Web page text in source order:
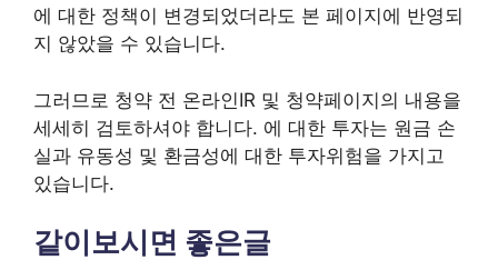
에 대한 정책이 변경되었더라도 본 페이지에 반영되
지 않았을 수 있습니다.
그러므로 청약 전 온라인IR 및 청약페이지의 내용을
세세히 검토하셔야 합니다. 에 대한 투자는 원금 손
실과 유동성 및 환금성에 대한 투자위험을 가지고
있습니다.
같이보시면 좋은글